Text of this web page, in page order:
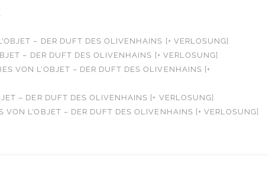
– DER DUFT DES OLIVENHAINS [+ VERLOSUNG]
– DER DUFT DES OLIVENHAINS [+ VERLOSUNG]
VON L’OBJET – DER DUFT DES OLIVENHAINS [+
– DER DUFT DES OLIVENHAINS [+ VERLOSUNG]
VON L’OBJET – DER DUFT DES OLIVENHAINS [+ VERLOSUNG]